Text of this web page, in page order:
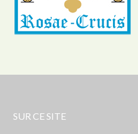
SUR CE SITE